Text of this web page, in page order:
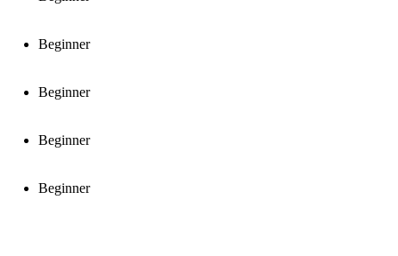
Beginner
Beginner
Beginner
Beginner